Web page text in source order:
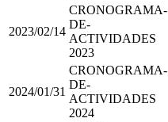
2023/02/14
CRONOGRAMA-
DE-
ACTIVIDADES
2023
2024/01/31
CRONOGRAMA-
DE-
ACTIVIDADES
2024